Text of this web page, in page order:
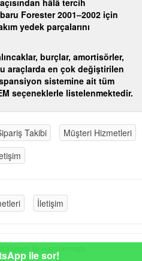
hâlâ tercih
Forester 2001–2002 için
yedek parçalarını
burçlar, amortisörler,
araçlarda en çok değiştirilen
sistemine ait tüm
seçeneklerle listelenmektedir.
Takibi
Müşteri Hizmetleri
İletişim
ile sor!